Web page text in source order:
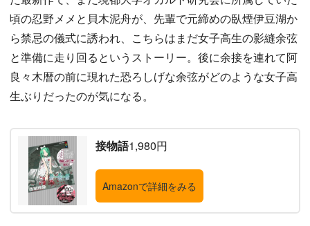
頃の忍野メメと貝木泥舟が、先輩で元締めの臥煙伊豆湖か
ら禁忌の儀式に誘われ、こちらはまだ女子高生の影縫余弦
と準備に走り回るというストーリー。後に余接を連れて阿
良々木暦の前に現れた恐ろしげな余弦がどのような女子高
生ぶりだったのが気になる。
接物語1,980円
Amazonで詳細をみる